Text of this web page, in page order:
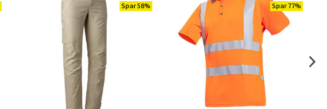
Spar 58%
Spar 77%